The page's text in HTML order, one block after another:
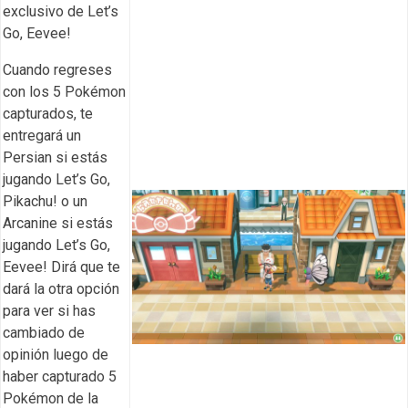
exclusivo de Let’s
Go, Eevee!
Cuando regreses
con los 5 Pokémon
capturados, te
entregará un
Persian si estás
jugando Let’s Go,
Pikachu! o un
Arcanine si estás
jugando Let’s Go,
Eevee! Dirá que te
dará la otra opción
para ver si has
cambiado de
opinión luego de
haber capturado 5
Pokémon de la